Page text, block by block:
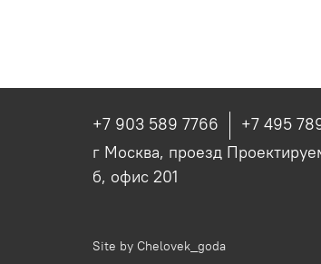
+7 903 589 7766
+7 495
г Москва, проезд
б, офис 201
Site by Chelovek_goda